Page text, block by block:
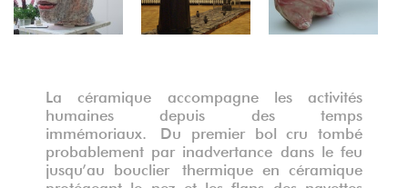
La céramique accompagne les activités
humaines depuis des temps
immémoriaux. Du premier bol cru tombé
probablement par inadvertance dans le feu
jusqu’au bouclier thermique en céramique
protégeant le nez et les flans des navettes